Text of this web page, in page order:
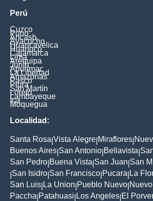
Perú
Cuzco
Puno
Ancash
Ayacucho
Huancavelica
Huanuco
Cajamarca
Lima
Arequipa
Junín
Apurimac
La Libertad
Amazonas
Pasco
Piura
San Martín
Loreto
Lambayeque
Ica
Moquegua
Localidad:
Santa Rosa Vista Alegre Miraflores
Buenos Aires San Antonio Bellavista
San Pedro Buena Vista San Juan San
San Isidro San Francisco Pucara La
San Luis La Union Pueblo Nuevo
Paccha Patahuasi Los Angeles El